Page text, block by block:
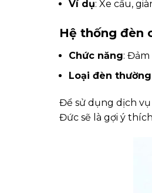
Ví dụ: Xe cẩu,
Hệ thống đèn
Chức năng:
Loại đèn
Để sử dụng dịch vụ
Đức sẽ là gợi ý